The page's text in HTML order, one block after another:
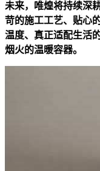
未来，唯煌将持续深
苛的施工工艺、贴心
温度、真正适配生活
烟火的温暖容器。